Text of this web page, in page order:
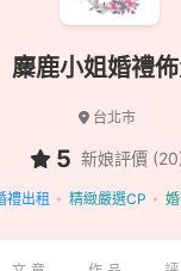
麋鹿小姐婚禮
台北市
5 新娘評價
禮出租 精緻嚴選CP